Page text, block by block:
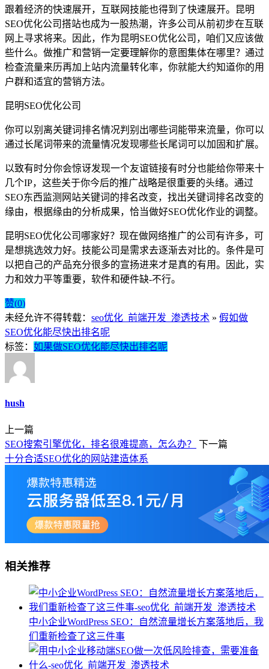
跟着经济的快速展开，互联网技能也得到了快速展开。昆明
SEO优化公司搭站也成为一股热潮，许多公司从前初步在互联
网上寻求将来。因此，作为昆明SEO优化公司，咱们又应该做
些什么。做推广和营销一定要理解你的意图集体在哪里？通过
检查流量来历再加上站内流量转化率，你就能大约知道你的用
户群和适宜的营销方法。
昆明SEO优化公司
你可以别离关键词排名情况判别出哪些词能带来流量，你可以
通过长尾词带来的流量情况发现哪些长尾词可以加固和扩展。
以致有时分你会惊讶发现一个友谊链接有时分也能给你带来十
几个IP，这些关于你今后的推广战略是很重要的头绪。通过
SEO东西监测网站关键词的排名改变，找出关键词排名改变的
缘由，根据缘由的分析成果，恰当做好SEO优化作业的调整。
昆明SEO优化公司哪家好？现在做网络推广的公司有许多，可
是想挑选效力好。技能公司是需求去逐渐去对比的。条件是可
以把自己的产品充分很多的宣扬进来才是真的有用。因此，实
力和效力平等重要，软件和硬件缺-不行。
赞(0)
未经允许不得转载： seo优化_前端开发_渗透技术 » 假如做
SEO优化能尽快出排名呢
标签： 如果做SEO优化能尽快出排名呢
hush
上一篇
SEO搜索引擎优化，排名很难提高，怎么办？
下一篇
十分合适SEO优化的网站建造体系
相关推荐
中小企业WordPress SEO：自然流量增长方案落地后，我
们重新检查了这三件事